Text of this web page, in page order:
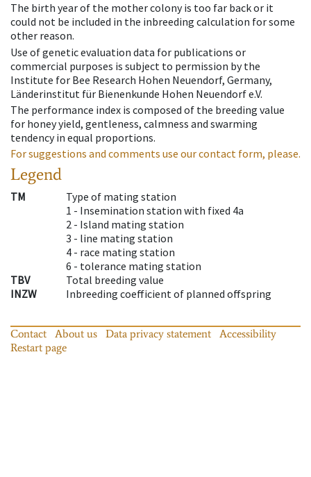
The birth year of the mother colony is too far back or it
could not be included in the inbreeding calculation for some
other reason.
Use of genetic evaluation data for publications or
commercial purposes is subject to permission by the
Institute for Bee Research Hohen Neuendorf, Germany,
Länderinstitut für Bienenkunde Hohen Neuendorf e.V.
The performance index is composed of the breeding value
for honey yield, gentleness, calmness and swarming
tendency in equal proportions.
For suggestions and comments use our contact form, please.
Legend
TM
Type of mating station
1 - Insemination station with fixed 4a
2 - Island mating station
3 - line mating station
4 - race mating station
6 - tolerance mating station
TBV
Total breeding value
INZW
Inbreeding coefficient of planned offspring
Contact About us Data privacy statement
Accessibility
Restart page